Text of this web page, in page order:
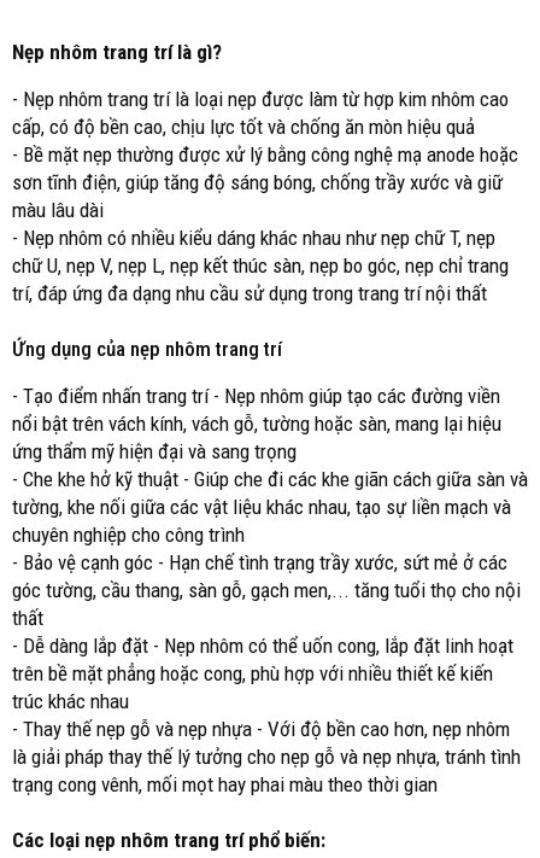
Nẹp nhôm trang trí là gì?
- Nẹp nhôm trang trí là loại nẹp được làm từ hợp kim nhôm cao
cấp, có độ bền cao, chịu lực tốt và chống ăn mòn hiệu quả
- Bề mặt nẹp thường được xử lý bằng công nghệ mạ anode hoặc
sơn tĩnh điện, giúp tăng độ sáng bóng, chống trầy xước và giữ
màu lâu dài
- Nẹp nhôm có nhiều kiểu dáng khác nhau như nẹp chữ T, nẹp
chữ U, nẹp V, nẹp L, nẹp kết thúc sàn, nẹp bo góc, nẹp chỉ trang
trí, đáp ứng đa dạng nhu cầu sử dụng trong trang trí nội thất
Ứng dụng của nẹp nhôm trang trí
- Tạo điểm nhấn trang trí - Nẹp nhôm giúp tạo các đường viền
nổi bật trên vách kính, vách gỗ, tường hoặc sàn, mang lại hiệu
ứng thẩm mỹ hiện đại và sang trọng
- Che khe hở kỹ thuật - Giúp che đi các khe giãn cách giữa sàn và
tường, khe nối giữa các vật liệu khác nhau, tạo sự liền mạch và
chuyên nghiệp cho công trình
- Bảo vệ cạnh góc - Hạn chế tình trạng trầy xước, sứt mẻ ở các
góc tường, cầu thang, sàn gỗ, gạch men,... tăng tuổi thọ cho nội
thất
- Dễ dàng lắp đặt - Nẹp nhôm có thể uốn cong, lắp đặt linh hoạt
trên bề mặt phẳng hoặc cong, phù hợp với nhiều thiết kế kiến
trúc khác nhau
- Thay thế nẹp gỗ và nẹp nhựa - Với độ bền cao hơn, nẹp nhôm
là giải pháp thay thế lý tưởng cho nẹp gỗ và nẹp nhựa, tránh tình
trạng cong vênh, mối mọt hay phai màu theo thời gian
Các loại nẹp nhôm trang trí phổ biến: